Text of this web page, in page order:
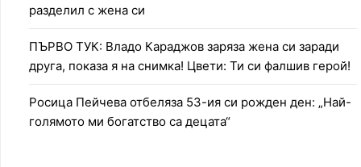
разделил с жена си
ПЪРВО ТУК: Владо Караджов заряза жена си заради
друга, показа я на снимка! Цвети: Ти си фалшив герой!
Росица Пейчева отбеляза 53-ия си рожден ден: „Най-
голямото ми богатство са децата“